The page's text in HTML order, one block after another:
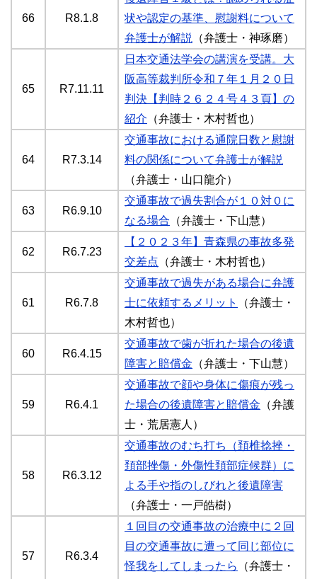
66 R8.1.8
状や認定の基準、慰謝料について
弁護士が解説 （弁護士・神琢磨）
65 R7.11.11
日本交通法学会の講演を受講。大
阪高等裁判所令和７年１月２０日
判決【判時２６２４号４３頁】の
紹介 （弁護士・木村哲也）
64 R7.3.14
交通事故における通院日数と慰謝
料の関係について弁護士が解説
（弁護士・山口龍介）
63 R6.9.10
交通事故で過失割合が１０対０に
なる場合 （弁護士・下山慧）
62 R6.7.23
【２０２３年】青森県の事故多発
交差点 （弁護士・木村哲也）
61 R6.7.8
交通事故で過失がある場合に弁護
士に依頼するメリット
（弁護士・
木村哲也）
60 R6.4.15
交通事故で歯が折れた場合の後遺
障害と賠償金 （弁護士・下山慧）
59 R6.4.1
交通事故で顔や身体に傷痕が残っ
た場合の後遺障害と賠償金 （弁護
士・荒居憲人）
58 R6.3.12
交通事故のむち打ち（頚椎捻挫・
頚部挫傷・外傷性頚部症候群）に
よる手や指のしびれと後遺障害
（弁護士・一戸皓樹）
57 R6.3.4
１回目の交通事故の治療中に２回
目の交通事故に遭って同じ部位に
怪我をしてしまったら
（弁護士・